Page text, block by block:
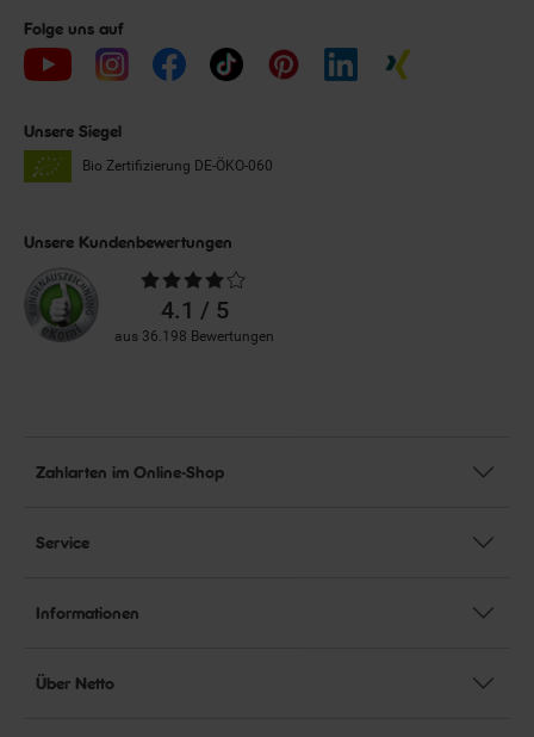
Folge uns auf
Unsere Siegel
Bio Zertifizierung DE-ÖKO-060
Unsere Kundenbewertungen
Durchschnittliche
Bewertungen4.1 / 5
aus 36.198 Bewertungen
Zahlarten im Online-Shop
Service
Informationen
Über Netto